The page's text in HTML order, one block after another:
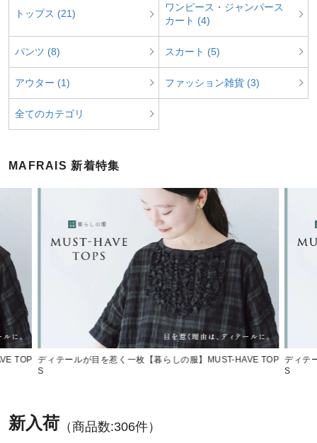
トップス (21)
ワンピース・ジャンパース
カート (4)
パンツ (8) スカート (5)
アウター (1) ファッション雑貨 (3)
全てのカテゴリ
MAFRAIS 新着特集
TOP
ディテールが目を惹く一枚【暮らしの服】MUST-HAVE TOP
S
ディテ
S
新入荷 （商品数:306件）